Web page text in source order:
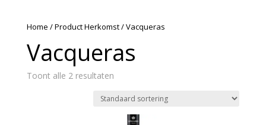
Home / Product Herkomst / Vacqueras
Vacqueras
Toont alle 2 resultaten